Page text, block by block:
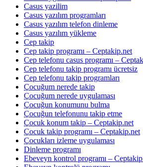
Casus yazilim
Casus yazılım programları
Casus yazılım telefon dinleme
Casus yazılım yükleme
Cep takip
Cep takip programı – Ceptakip.net
Cep telefonu casus programı –
Cep telefonu takip programı ücretsiz
Cep telefonu takip programları
Çocuğum nerede takip
Çocuğum nerede uygulaması
Çocuğun konumunu bulma
Çocuğun telefonunu takip etme
Çocuk konum takip – Ceptakip.net
Çocuk takip programı – Ceptakip.net
Çocukları izleme uygulaması
Dinleme programı
Ebeveyn kontrol programı –